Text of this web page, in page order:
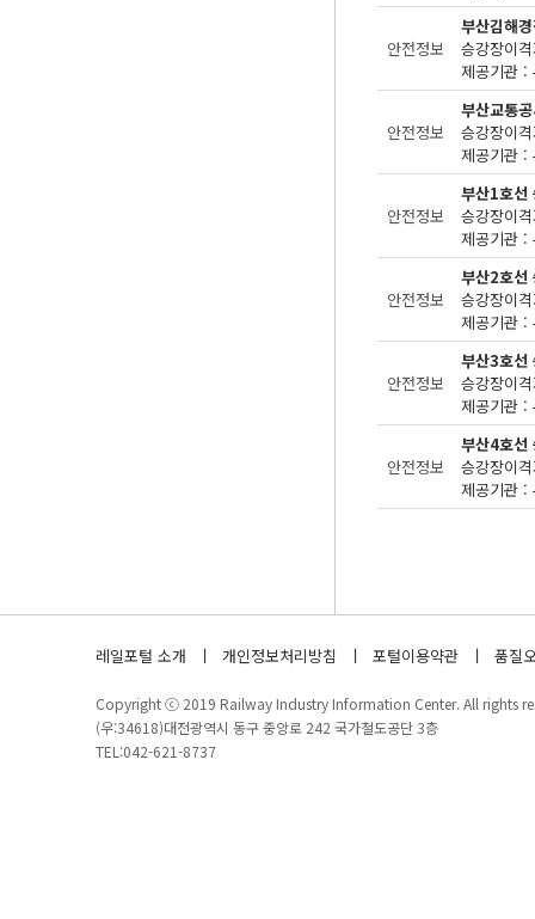
안전정보
부산김해
승강장이
제공기관 :
안전정보
부산교통
승강장이
제공기관 :
안전정보
부산1호선
승강장이
제공기관 :
안전정보
부산2호선
승강장이
제공기관 :
안전정보
부산3호선
승강장이
제공기관 :
안전정보
부산4호선
승강장이
제공기관 :
레일포털 소개 개인정보처리방침 포털이용약관 품질
Copyright ⓒ 2019 Railway Industry Information Center. All rights
(우:34618)대전광역시 동구 중앙로 242 국가철도공단 3층
TEL:042-621-8737